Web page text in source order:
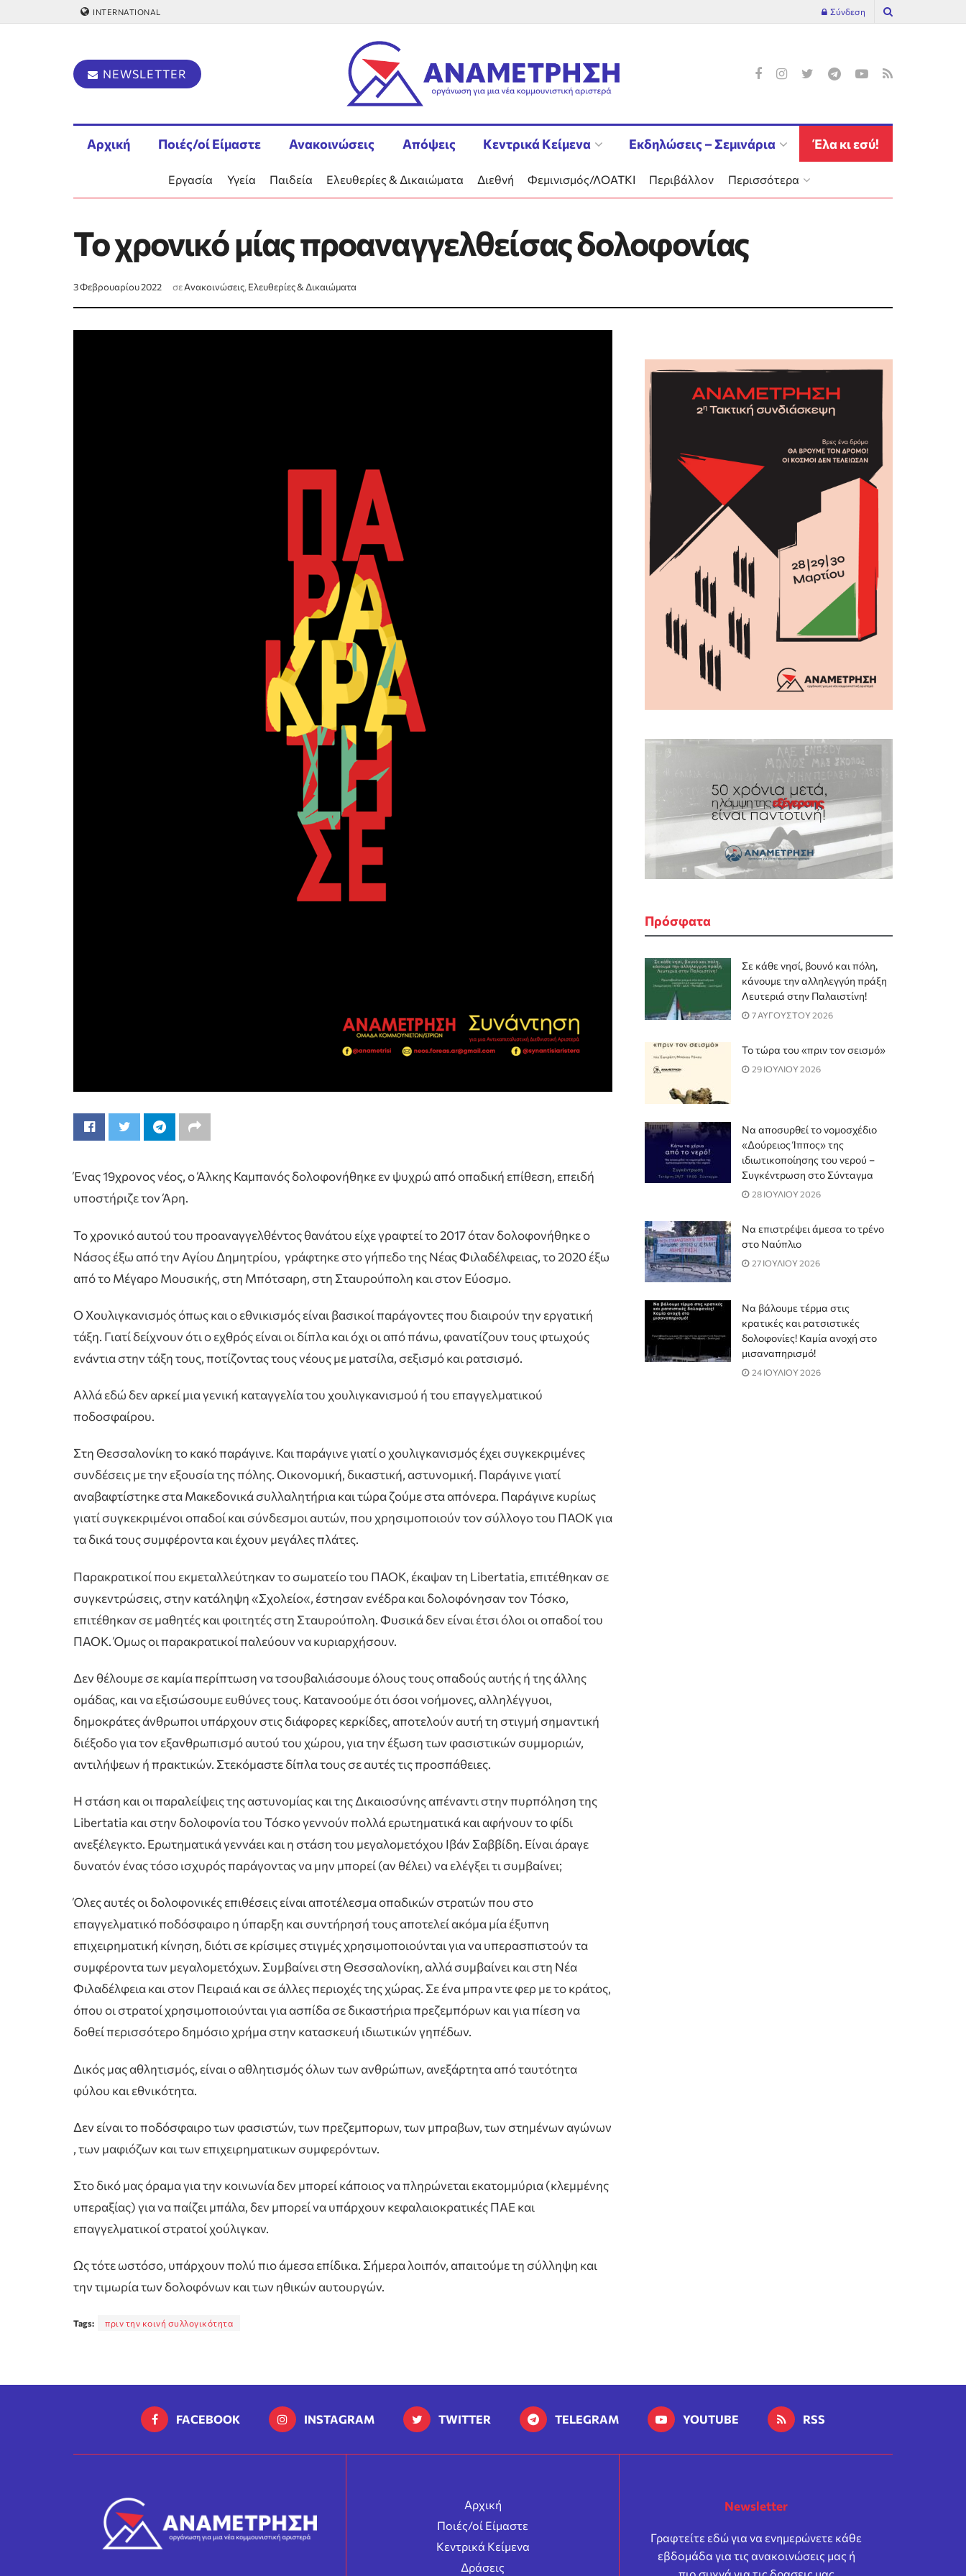
INTERNATIONAL Σύνδεση
NEWSLETTER
Αρχική Ποιές/οί Είμαστε Ανακοινώσεις Απόψεις Κεντρικά Κείμενα Εκδηλώσεις – Σεμινάρια Έλα κι εσύ!
Εργασία Υγεία Παιδεία Ελευθερίες & Δικαιώματα Διεθνή Φεμινισμός/ΛΟΑΤΚΙ Περιβάλλον Περισσότερα
Το χρονικό μίας προαναγγελθείσας δολοφονίας
3 Φεβρουαρίου 2022 σεΑνακοινώσεις,Ελευθερίες & Δικαιώματα
Ένας 19χρονος νέος, ο Άλκης Καμπανός δολοφονήθηκε εν ψυχρώ από οπαδική επίθεση, επειδή
υποστήριζε τον Άρη.
Το χρονικό αυτού του προαναγγελθέντος θανάτου είχε γραφτεί το 2017 όταν δολοφονήθηκε ο
Νάσος έξω από την Αγίου Δημητρίου, γράφτηκε στο γήπεδο της Νέας Φιλαδέλφειας, το 2020 έξω
από το Μέγαρο Μουσικής, στη Μπότσαρη, στη Σταυρούπολη και στον Εύοσμο.
Ο Χουλιγκανισμός όπως και ο εθνικισμός είναι βασικοί παράγοντες που διαιρούν την εργατική
τάξη. Γιατί δείχνουν ότι ο εχθρός είναι οι δίπλα και όχι οι από πάνω, φανατίζουν τους φτωχούς
ενάντια στην τάξη τους, ποτίζοντας τους νέους με ματσίλα, σεξισμό και ρατσισμό.
Αλλά εδώ δεν αρκεί μια γενική καταγγελία του χουλιγκανισμού ή του επαγγελματικού
ποδοσφαίρου.
Στη Θεσσαλονίκη το κακό παράγινε. Και παράγινε γιατί ο χουλιγκανισμός έχει συγκεκριμένες
συνδέσεις με την εξουσία της πόλης. Οικονομική, δικαστική, αστυνομική. Παράγινε γιατί
αναβαφτίστηκε στα Μακεδονικά συλλαλητήρια και τώρα ζούμε στα απόνερα. Παράγινε κυρίως
γιατί συγκεκριμένοι οπαδοί και σύνδεσμοι αυτών, που χρησιμοποιούν τον σύλλογο του ΠΑΟΚ για
τα δικά τους συμφέροντα και έχουν μεγάλες πλάτες.
Παρακρατικοί που εκμεταλλεύτηκαν το σωματείο του ΠΑΟΚ, έκαψαν τη Libertatia, επιτέθηκαν σε
συγκεντρώσεις, στην κατάληψη «Σχολείο«, έστησαν ενέδρα και δολοφόνησαν τον Τόσκο,
επιτέθηκαν σε μαθητές και φοιτητές στη Σταυρούπολη. Φυσικά δεν είναι έτσι όλοι οι οπαδοί του
ΠΑΟΚ. Όμως οι παρακρατικοί παλεύουν να κυριαρχήσουν.
Δεν θέλουμε σε καμία περίπτωση να τσουβαλιάσουμε όλους τους οπαδούς αυτής ή της άλλης
ομάδας, και να εξισώσουμε ευθύνες τους. Κατανοούμε ότι όσοι νοήμονες, αλληλέγγυοι,
δημοκράτες άνθρωποι υπάρχουν στις διάφορες κερκίδες, αποτελούν αυτή τη στιγμή σημαντική
διέξοδο για τον εξανθρωπισμό αυτού του χώρου, για την έξωση των φασιστικών συμμοριών,
αντιλήψεων ή πρακτικών. Στεκόμαστε δίπλα τους σε αυτές τις προσπάθειες.
Η στάση και οι παραλείψεις της αστυνομίας και της Δικαιοσύνης απέναντι στην πυρπόληση της
Libertatia και στην δολοφονία του Τόσκο γεννούν πολλά ερωτηματικά και αφήνουν το φίδι
ανεξέλεγκτο. Ερωτηματικά γεννάει και η στάση του μεγαλομετόχου Ιβάν Σαββίδη. Είναι άραγε
δυνατόν ένας τόσο ισχυρός παράγοντας να μην μπορεί (αν θέλει) να ελέγξει τι συμβαίνει;
Όλες αυτές οι δολοφονικές επιθέσεις είναι αποτέλεσμα οπαδικών στρατών που στο
επαγγελματικό ποδόσφαιρο η ύπαρξη και συντήρησή τους αποτελεί ακόμα μία έξυπνη
επιχειρηματική κίνηση, διότι σε κρίσιμες στιγμές χρησιμοποιούνται για να υπερασπιστούν τα
συμφέροντα των μεγαλομετόχων. Συμβαίνει στη Θεσσαλονίκη, αλλά συμβαίνει και στη Νέα
Φιλαδέλφεια και στον Πειραιά και σε άλλες περιοχές της χώρας. Σε ένα μπρα ντε φερ με το κράτος,
όπου οι στρατοί χρησιμοποιούνται για ασπίδα σε δικαστήρια πρεζεμπόρων και για πίεση να
δοθεί περισσότερο δημόσιο χρήμα στην κατασκευή ιδιωτικών γηπέδων.
Δικός μας αθλητισμός, είναι ο αθλητισμός όλων των ανθρώπων, ανεξάρτητα από ταυτότητα
φύλου και εθνικότητα.
Δεν είναι το ποδόσφαιρο των φασιστών, των πρεζεμπορων, των μπραβων, των στημένων αγώνων
, των μαφιόζων και των επιχειρηματικων συμφερόντων.
Στο δικό μας όραμα για την κοινωνία δεν μπορεί κάποιος να πληρώνεται εκατομμύρια (κλεμμένης
υπεραξίας) για να παίζει μπάλα, δεν μπορεί να υπάρχουν κεφαλαιοκρατικές ΠΑΕ και
επαγγελματικοί στρατοί χούλιγκαν.
Ως τότε ωστόσο, υπάρχουν πολύ πιο άμεσα επίδικα. Σήμερα λοιπόν, απαιτούμε τη σύλληψη και
την τιμωρία των δολοφόνων και των ηθικών αυτουργών.
Tags: πριν την κοινή συλλογικότητα
Πρόσφατα
Σε κάθε νησί, βουνό και πόλη,
κάνουμε την αλληλεγγύη πράξη
Λευτεριά στην Παλαιστίνη!
7 ΑΥΓΟΥΣΤΟΥ 2026
Το τώρα του «πριν τον σεισμό»
29 ΙΟΥΛΙΟΥ 2026
Να αποσυρθεί το νομοσχέδιο
«Δούρειος Ίππος» της
ιδιωτικοποίησης του νερού –
Συγκέντρωση στο Σύνταγμα
28 ΙΟΥΛΙΟΥ 2026
Να επιστρέψει άμεσα το τρένο
στο Ναύπλιο
27 ΙΟΥΛΙΟΥ 2026
Να βάλουμε τέρμα στις
κρατικές και ρατσιστικές
δολοφονίες! Καμία ανοχή στο
μισαναπηρισμό!
24 ΙΟΥΛΙΟΥ 2026
FACEBOOK INSTAGRAM TWITTER TELEGRAM YOUTUBE RSS
Αρχική
Ποιές/οί Είμαστε
Κεντρικά Κείμενα
Δράσεις
Newsletter
Γραφτείτε εδώ για να ενημερώνετε κάθε
εβδομάδα για τις ανακοινώσεις μας ή
πιο συχνά για τις δρασεις μας